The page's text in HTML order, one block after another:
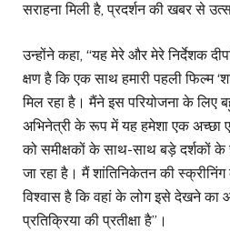
सराहना मिली है, प्रदर्शन की खबर से
उन्होंने कहा, “यह मेरे और मेरे निर्देशक
क्षण है कि एक साथ हमारी पहली फिल्म
मिल रहा है। मैंने इस परियोजना के
अभिनेत्री के रूप में यह हमेशा एक अच्छा
को समीक्षकों के साथ-साथ बड़े दर्शकों के
जा रहा है। मैं शांतिनिकेतन की
विश्वास है कि वहां के लोग इसे देखने
प्रतिक्रिया की प्रतीक्षा है”।